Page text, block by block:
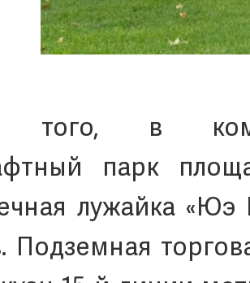
того, в
парк
лужайка «Юэ
Подземная